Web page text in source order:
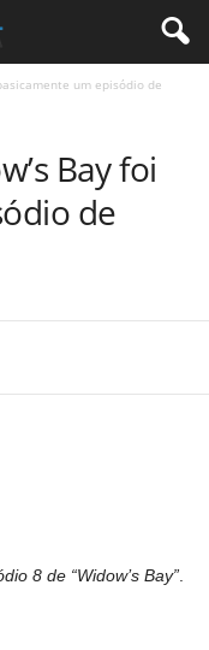
um episódio de
Bay foi
de
8 de “Widow’s Bay”